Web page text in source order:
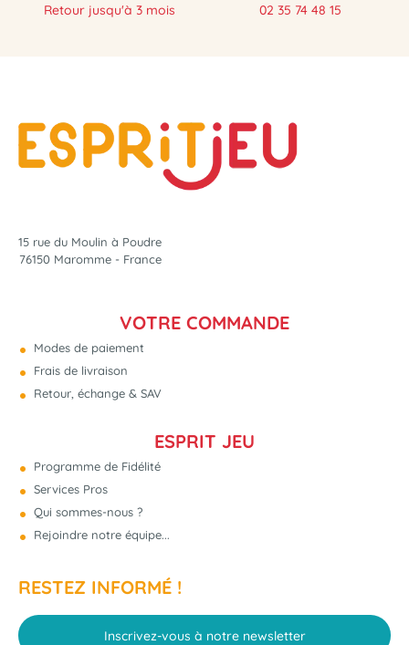
Retour jusqu'à 3 mois
02 35 74 48 15
15 rue du Moulin à Poudre
76150 Maromme - France
VOTRE COMMANDE
Modes de paiement
Frais de livraison
Retour, échange & SAV
ESPRIT JEU
Programme de Fidélité
Services Pros
Qui sommes-nous ?
Rejoindre notre équipe...
RESTEZ INFORMÉ !
Inscrivez-vous à notre newsletter